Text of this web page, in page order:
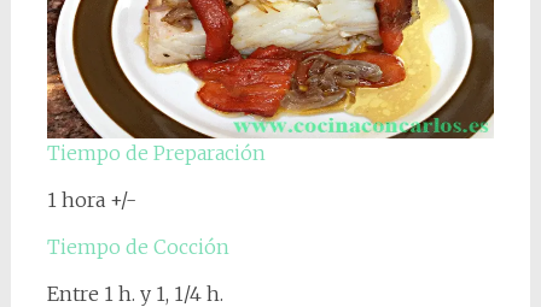
Tiempo de Preparación
1 hora +/-
Tiempo de Cocción
Entre 1 h. y 1, 1/4 h.